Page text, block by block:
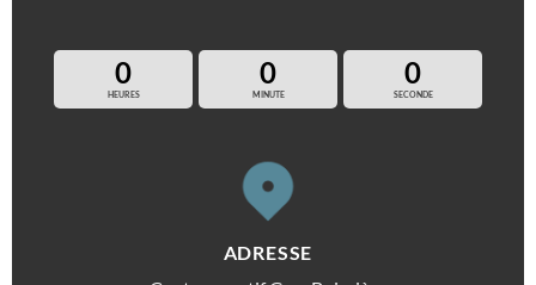
0
HEURES
0
MINUTE
0
SECONDE
ADRESSE